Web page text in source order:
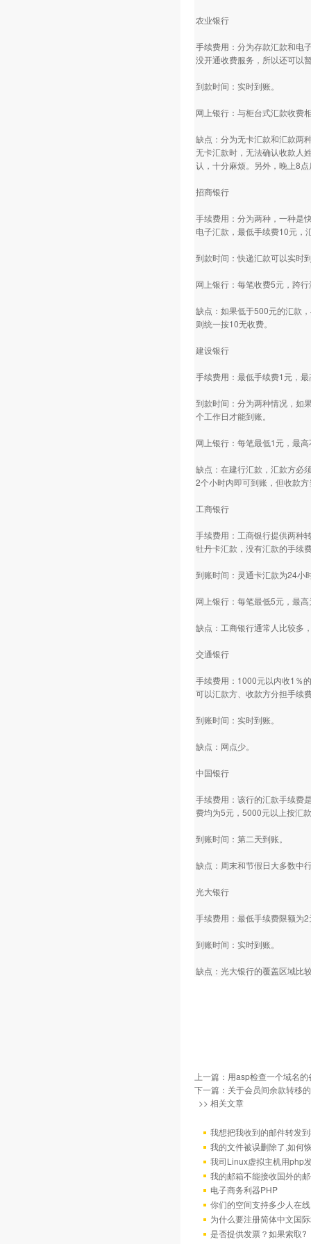
农业银行
手续费用：分为存款汇款和电
没开通收费服务，所以还可以
到款时间：实时到账。
网上银行：与柜台式汇款收费
缺点：分为无卡汇款和汇款两
无卡汇款时，无法确认收款人
认，十分麻烦。另外，晚上8
招商银行
手续费用：分为两种，一种是
电子汇款，最低手续费10元，
到款时间：快递汇款可以实时
网上银行：每笔收费5元，跨
缺点：如果低于500元的汇款
则统一按10无收费。
建设银行
手续费用：最低手续费1元，
到款时间：分为两种情况，如
个工作日才能到账。
网上银行：每笔最低1元，最
缺点：在建行汇款，汇款方必
2个小时内即可到账，但收款
工商银行
手续费用：工商银行提供两种
牡丹卡汇款，没有汇款的手续
到账时间：灵通卡汇款为24小
网上银行：每笔最低5元，最
缺点：工商银行通常人比较多
交通银行
手续费用：1000元以内收1％
可以汇款方、收款方分担手续
到账时间：实时到账。
缺点：网点少。
中国银行
手续费用：该行的汇款手续费
费均为5元，5000元以上按汇
到账时间：第二天到账。
缺点：周末和节假日大多数中
光大银行
手续费用：最低手续费限额为
到账时间：实时到账。
缺点：光大银行的覆盖区域比
上一篇： 用asp检查一个域名
下一篇： 关于会员间余款转移
>> 相关文章
我想把我收到的邮件转发
我的文件被误删除了,如何
我司Linux虚拟主机用php
我的邮箱不能接收国外的
电子商务利器PHP
你们的空间支持多少人在
为什么要注册简体中文国
是否提供发票？如果索取?